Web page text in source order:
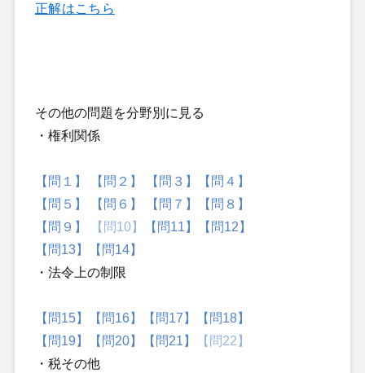
正解はこちら
その他の問題を分野別に見る
・権利関係
【問１】 【問２】 【問３】
【問４】
【問５】
【問６】 【問７】
【問８】
【問９】
【問10】 【問11】
【問12】
【問13】
【問14】
・法令上の制限
【問15】 【問16】 【問17】
【問18】
【問19】
【問20】 【問21】
【問22】
・税その他